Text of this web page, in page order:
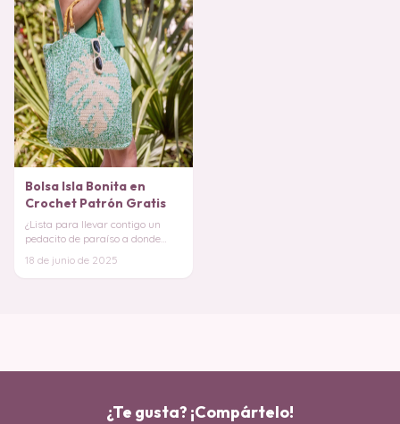
Bolsa Isla Bonita en
Crochet Patrón Gratis
¿Lista para llevar contigo un
pedacito de paraíso a donde
accesorio perfecto
18 de junio de 2025
¿Te gusta? ¡Compártelo!